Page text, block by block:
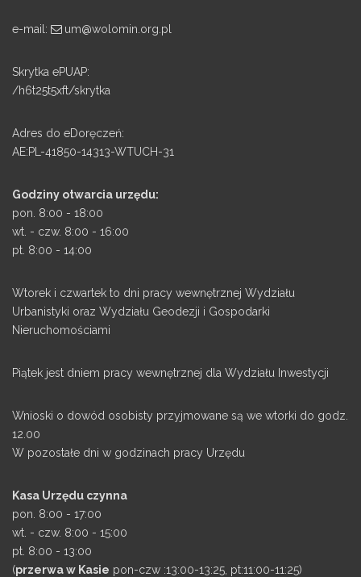
e-mail: um@wolomin.org.pl
Skrytka ePUAP:
/h6t25t5xft/skrytka
Adres do eDoręczeń:
AE:PL-41850-14313-WTUCH-31
Godziny otwarcia urzędu:
pon. 8:00 - 18:00
wt. - czw. 8:00 - 16:00
pt. 8:00 - 14:00
Wtorek i czwartek to dni pracy wewnętrznej Wydziału
Urbanistyki oraz Wydziału Geodezji i Gospodarki
Nieruchomościami
Piątek jest dniem pracy wewnętrznej dla Wydziału Inwestycji
Wnioski o dowód osobisty przyjmowane są we wtorki do godz.
12.00
W pozostałe dni w godzinach pracy Urzędu
Kasa Urzędu czynna
pon. 8:00 - 17:00
wt. - czw. 8:00 - 15:00
pt. 8:00 - 13:00
(przerwa w Kasie pon-czw :13:00-13:25, pt:11:00-11:25)